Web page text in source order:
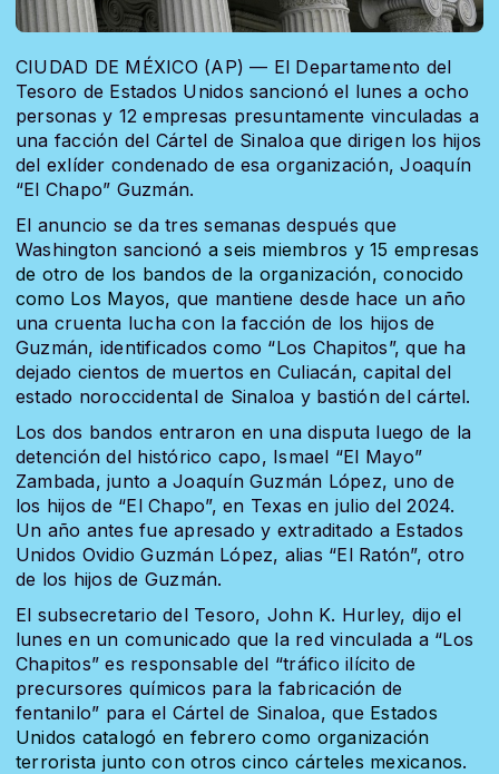
CIUDAD DE MÉXICO (AP) — El Departamento del
Tesoro de Estados Unidos sancionó el lunes a ocho
personas y 12 empresas presuntamente vinculadas a
una facción del Cártel de Sinaloa que dirigen los hijos
del exlíder condenado de esa organización, Joaquín
“El Chapo” Guzmán.
El anuncio se da tres semanas después que
Washington sancionó a seis miembros y 15 empresas
de otro de los bandos de la organización, conocido
como Los Mayos, que mantiene desde hace un año
una cruenta lucha con la facción de los hijos de
Guzmán, identificados como “Los Chapitos”, que ha
dejado cientos de muertos en Culiacán, capital del
estado noroccidental de Sinaloa y bastión del cártel.
Los dos bandos entraron en una disputa luego de la
detención del histórico capo, Ismael “El Mayo”
Zambada, junto a Joaquín Guzmán López, uno de
los hijos de “El Chapo”, en Texas en julio del 2024.
Un año antes fue apresado y extraditado a Estados
Unidos Ovidio Guzmán López, alias “El Ratón”, otro
de los hijos de Guzmán.
El subsecretario del Tesoro, John K. Hurley, dijo el
lunes en un comunicado que la red vinculada a “Los
Chapitos” es responsable del “tráfico ilícito de
precursores químicos para la fabricación de
fentanilo” para el Cártel de Sinaloa, que Estados
Unidos catalogó en febrero como organización
terrorista junto con otros cinco cárteles mexicanos.